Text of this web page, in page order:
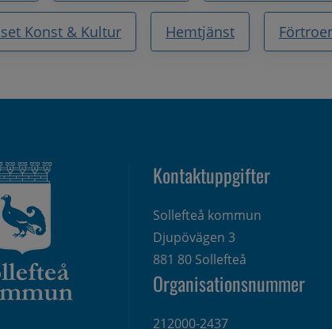
Konst & Kultur Hemtjänst
Kontaktuppgifter
Sollefteå kommun
Djupövägen 3
881 80 Sollefteå
Organisationsnummer
212000-2437